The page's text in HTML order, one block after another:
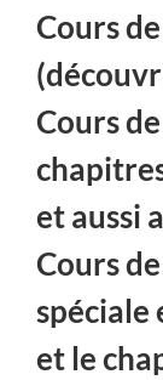
Cours
Cours
et aussi
Cours
spéciale
et le